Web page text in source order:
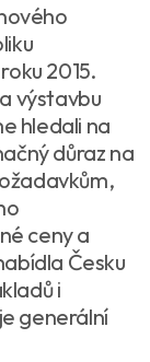
2015.
výstavbu
hledali na
důraz na
ceny a
Česku
i
generální